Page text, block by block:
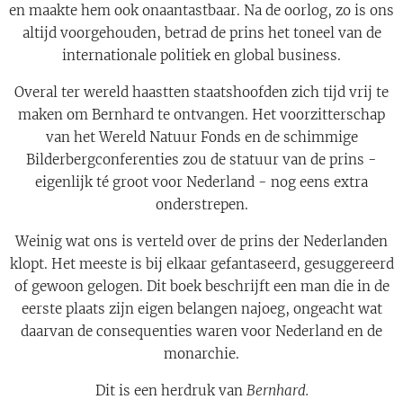
en maakte hem ook onaantastbaar. Na de oorlog, zo is ons
altijd voorgehouden, betrad de prins het toneel van de
internationale politiek en global business.
Overal ter wereld haastten staatshoofden zich tijd vrij te
maken om Bernhard te ontvangen. Het voorzitterschap
van het Wereld Natuur Fonds en de schimmige
Bilderbergconferenties zou de statuur van de prins -
eigenlijk té groot voor Nederland - nog eens extra
onderstrepen.
Weinig wat ons is verteld over de prins der Nederlanden
klopt. Het meeste is bij elkaar gefantaseerd, gesuggereerd
of gewoon gelogen. Dit boek beschrijft een man die in de
eerste plaats zijn eigen belangen najoeg, ongeacht wat
daarvan de consequenties waren voor Nederland en de
monarchie.
Dit is een herdruk van Bernhard.